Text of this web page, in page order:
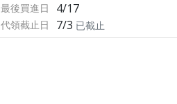
最後買進日 4/17
代領截止日 7/3 已截止